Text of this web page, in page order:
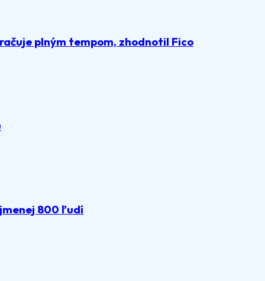
plným tempom, zhodnotil Fico
800 ľudí